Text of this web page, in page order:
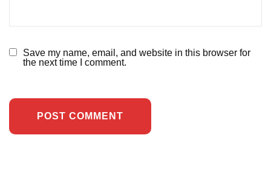
Save my name, email, and website in this browser for
the next time I comment.